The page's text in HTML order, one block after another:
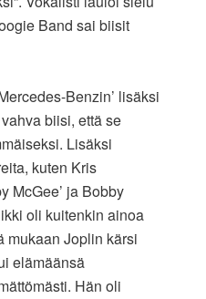
Band sai biisit
Benzin’ lisäksi
biisi, että se
Lisäksi
kuten Kris
McGee’ ja Bobby
oli kuitenkin ainoa
mukaan Joplin kärsi
elämäänsä
Hän oli